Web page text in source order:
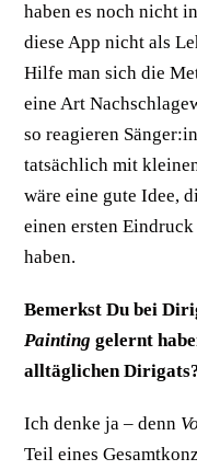
haben es noch nicht
diese App nicht als
Hilfe man sich die
eine Art
so reagieren
tatsächlich mit
wäre eine gute Idee,
einen ersten
haben.
Bemerkst Du bei
Painting gelernt
alltäglichen
Ich denke ja – denn
Teil eines